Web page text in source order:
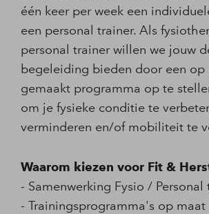
één keer per week een
een personal trainer. Als
personal trainer willen we jouw
begeleiding bieden door een op
gemaakt programma op te
om je fysieke conditie te
verminderen en/of mobiliteit te
Waarom kiezen voor Fit &
- Samenwerking Fysio / Personal
- Trainingsprogramma's op maat